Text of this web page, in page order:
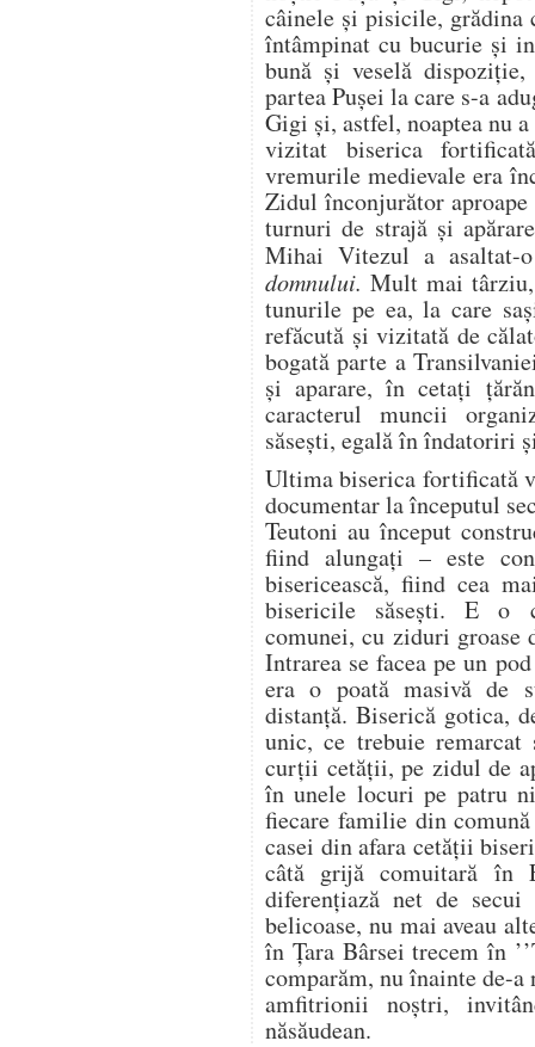
câinele şi pisicile, grădina
întâmpinat cu bucurie şi
bună şi veselă
partea Puşei la care s-a
Gigi şi, astfel, noaptea nu
vizitat biserica
vremurile medievale era
Zidul înconjurător
turnuri de strajă şi
Mihai Vitezul a asaltat-
domnului.Mult mai
tunurile pe ea, la care
refăcută şi vizitată de
bogată parte a
şi aparare, în cetaţi
caracterul muncii
săseşti, egală în îndatoriri
Ultima biserica fortificată
documentar la începutul
Teutoni au început
fiind alungaţi – este
bisericească, fiind cea
bisericile săseşti. E o
comunei, cu ziduri
Intrarea se facea pe un
era o poată masivă de
distanţă. Biserică gotica,
unic, ce trebuie
curţii cetăţii, pe zidul de
în unele locuri pe patru
fiecare familie din
casei din afara cetăţii
câtă grijă comuitară în
diferenţiază net de
belicoase, nu mai aveau
în Ţara Bârsei trecem în
comparăm, nu înainte de-a
amfitrionii noştri,
năsăudean.